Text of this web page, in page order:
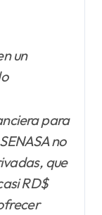
un
para
no
que
RD$